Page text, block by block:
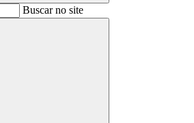
BuscarBuscar no site